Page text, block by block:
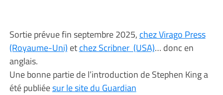
Sortie prévue fin septembre 2025, chez Virago Press
(Royaume-Uni) etchez Scribner (USA)… donc en
anglais.
Une bonne partie de l’introduction de Stephen King a
été publiéesur le site du Guardian